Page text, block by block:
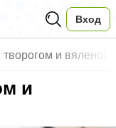
Вход
и вяленой
и